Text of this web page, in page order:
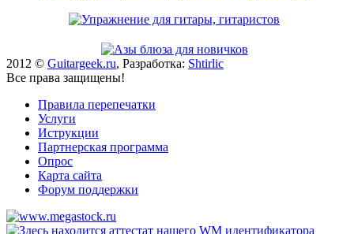
2012 © Guitargeek.ru, Разработка: Shtirlic
Все права защищены!
Правила перепечатки
Услуги
Иструкции
Партнерская программа
Опрос
Карта сайта
Форум поддержки